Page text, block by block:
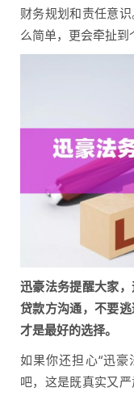
财务规划和责任意
么简单，更会牵扯到
迅豪法务提醒大家
贷款方沟通，不要
才是最好的选择。
如果你还担心“迅
吧，这是既真实又